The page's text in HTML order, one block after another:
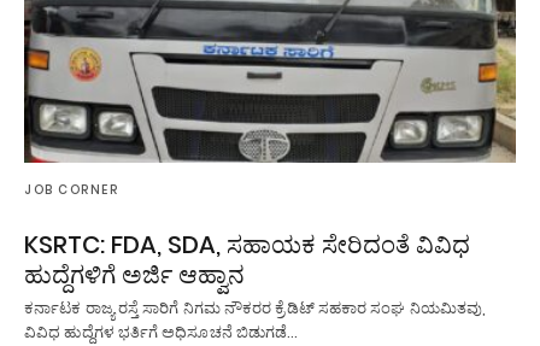
JOB CORNER
KSRTC: FDA, SDA, ಸಹಾಯಕ ಸೇರಿದಂತೆ ವಿವಿಧ
ಹುದ್ದೆಗಳಿಗೆ ಅರ್ಜಿ ಆಹ್ವಾನ
ಕರ್ನಾಟಕ ರಾಜ್ಯ ರಸ್ತೆ ಸಾರಿಗೆ ನಿಗಮ ನೌಕರರ ಕ್ರೆಡಿಟ್ ಸಹಕಾರ ಸಂಘ ನಿಯಮಿತವು,
ವಿವಿಧ ಹುದ್ದೆಗಳ ಭರ್ತಿಗೆ ಅಧಿಸೂಚನೆ ಬಿಡುಗಡೆ…